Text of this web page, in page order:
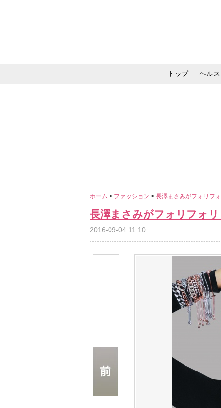
トップ ヘル
ホーム > ファッション > 長澤まさみがフォリフ
長澤まさみがフォリフォ
2016-09-04 11:10